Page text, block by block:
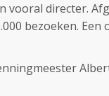
vooral directer.
bezoeken.